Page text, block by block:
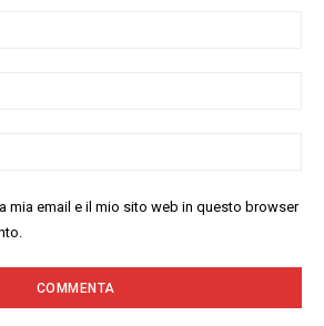
mia email e il mio sito web in questo browser